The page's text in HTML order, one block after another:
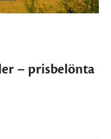
– prisbelönta